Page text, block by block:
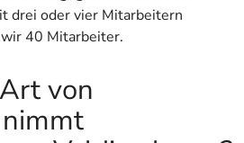
drei oder vier Mitarbeitern
40 Mitarbeiter.
von